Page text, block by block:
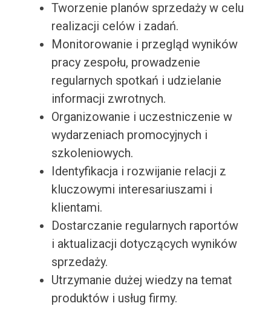
Tworzenie planów sprzedaży w celu
realizacji celów i zadań.
Monitorowanie i przegląd wyników
pracy zespołu, prowadzenie
regularnych spotkań i udzielanie
informacji zwrotnych.
Organizowanie i uczestniczenie w
wydarzeniach promocyjnych i
szkoleniowych.
Identyfikacja i rozwijanie relacji z
kluczowymi interesariuszami i
klientami.
Dostarczanie regularnych raportów
i aktualizacji dotyczących wyników
sprzedaży.
Utrzymanie dużej wiedzy na temat
produktów i usług firmy.